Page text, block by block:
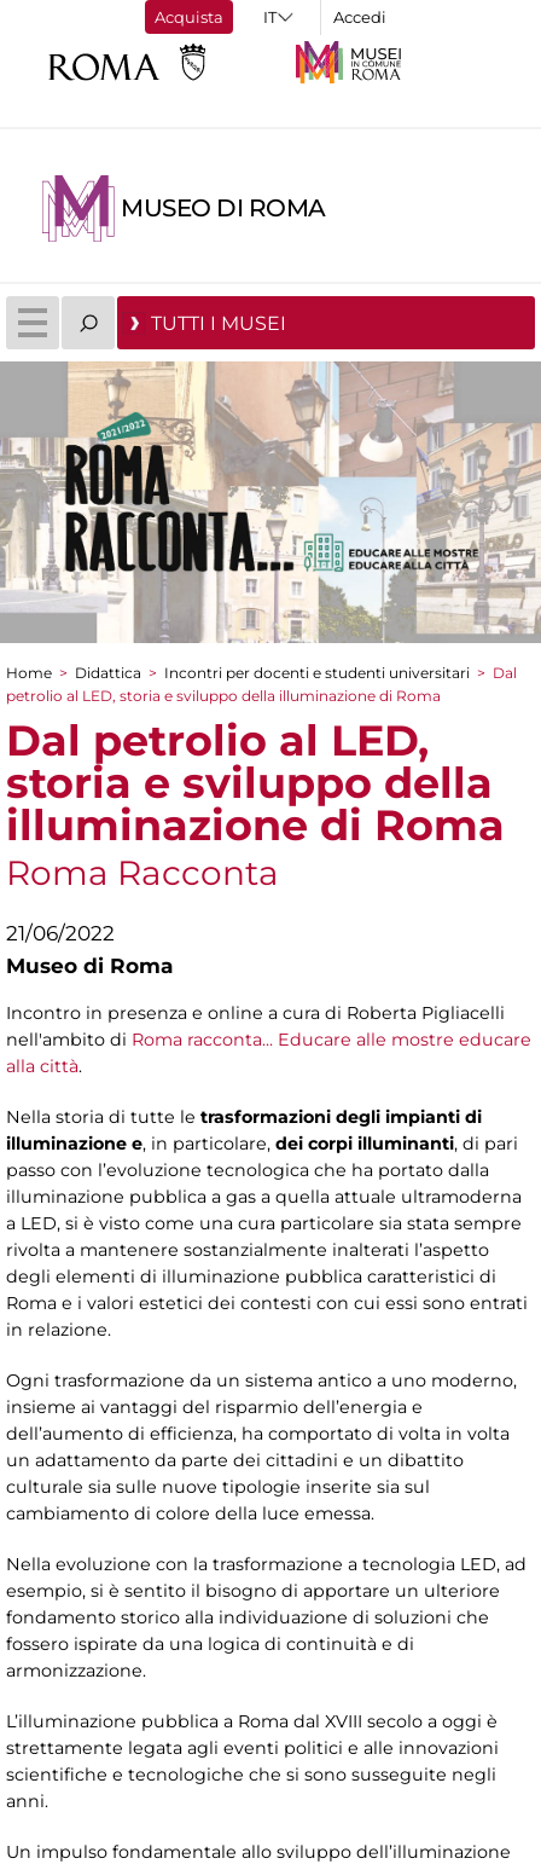
Acquista Accedi
MUSEO DI ROMA
TUTTI I MUSEI
Tu sei qui
Home > Didattica > Incontri per docenti e studenti universitari > Dal
petrolio al LED, storia e sviluppo della illuminazione di Roma
Dal petrolio al LED,
storia e sviluppo della
illuminazione di Roma
Roma Racconta
21/06/2022
Museo di Roma
Incontro in presenza e online a cura di Roberta Pigliacelli
nell'ambito di Roma racconta... Educare alle mostre educare
alla città.
Nella storia di tutte le trasformazioni degli impianti di
illuminazione e, in particolare, dei corpi illuminanti, di pari
passo con l’evoluzione tecnologica che ha portato dalla
illuminazione pubblica a gas a quella attuale ultramoderna
a LED, si è visto come una cura particolare sia stata sempre
rivolta a mantenere sostanzialmente inalterati l’aspetto
degli elementi di illuminazione pubblica caratteristici di
Roma e i valori estetici dei contesti con cui essi sono entrati
in relazione.
Ogni trasformazione da un sistema antico a uno moderno,
insieme ai vantaggi del risparmio dell’energia e
dell’aumento di efficienza, ha comportato di volta in volta
un adattamento da parte dei cittadini e un dibattito
culturale sia sulle nuove tipologie inserite sia sul
cambiamento di colore della luce emessa.
Nella evoluzione con la trasformazione a tecnologia LED, ad
esempio, si è sentito il bisogno di apportare un ulteriore
fondamento storico alla individuazione di soluzioni che
fossero ispirate da una logica di continuità e di
armonizzazione.
L’illuminazione pubblica a Roma dal XVIII secolo a oggi è
strettamente legata agli eventi politici e alle innovazioni
scientifiche e tecnologiche che si sono susseguite negli
anni.
Un impulso fondamentale allo sviluppo dell’illuminazione